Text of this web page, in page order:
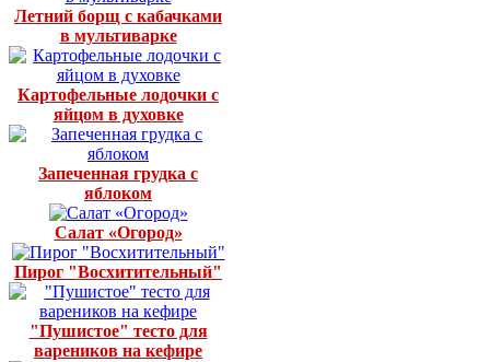
Летний борщ с кабачками
в мультиварке
Картофельные лодочки с
яйцом в духовке
Запеченная грудка с
яблоком
Салат «Огород»
Пирог "Восхитительный"
"Пушистое" тесто для
вареников на кефире